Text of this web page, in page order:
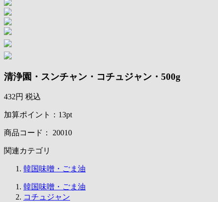
清浄園・スンチャン・コチュジャン・500g
432円 税込
加算ポイント： 13pt
商品コード： 20010
関連カテゴリ
韓国味噌・ごま油
韓国味噌・ごま油
コチュジャン